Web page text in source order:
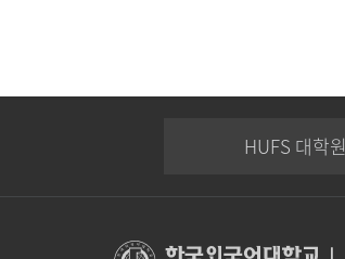
HUFS 대학원